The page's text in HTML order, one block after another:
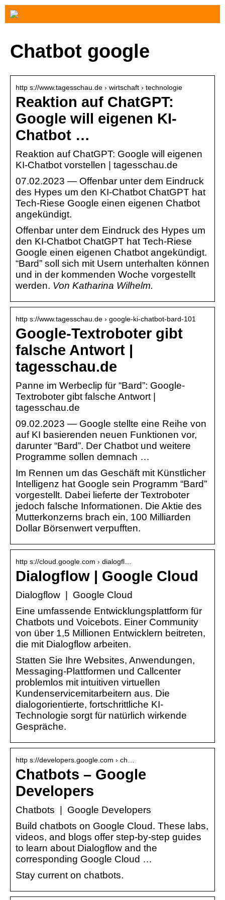
Chatbot google
http s://www.tagesschau.de › wirtschaft › technologie
Reaktion auf ChatGPT:
Google will eigenen KI-
Chatbot …
Reaktion auf ChatGPT: Google will eigenen
KI-Chatbot vorstellen | tagesschau.de
07.02.2023 — Offenbar unter dem Eindruck
des Hypes um den KI-Chatbot ChatGPT hat
Tech-Riese Google einen eigenen Chatbot
angekündigt.
Offenbar unter dem Eindruck des Hypes um
den KI-Chatbot ChatGPT hat Tech-Riese
Google einen eigenen Chatbot angekündigt.
“Bard” soll sich mit Usern unterhalten können
und in der kommenden Woche vorgestellt
werden. Von Katharina Wilhelm.
http s://www.tagesschau.de › google-ki-chatbot-bard-101
Google-Textroboter gibt
falsche Antwort |
tagesschau.de
Panne im Werbeclip für “Bard”: Google-
Textroboter gibt falsche Antwort |
tagesschau.de
09.02.2023 — Google stellte eine Reihe von
auf KI basierenden neuen Funktionen vor,
darunter “Bard”. Der Chatbot und weitere
Programme sollen demnach …
Im Rennen um das Geschäft mit Künstlicher
Intelligenz hat Google sein Programm “Bard”
vorgestellt. Dabei lieferte der Textroboter
jedoch falsche Informationen. Die Aktie des
Mutterkonzerns brach ein, 100 Milliarden
Dollar Börsenwert verpufften.
http s://cloud.google.com › dialogfl…
Dialogflow | Google Cloud
Dialogflow | Google Cloud
Eine umfassende Entwicklungsplattform für
Chatbots und Voicebots. Einer Community
von über 1,5 Millionen Entwicklern beitreten,
die mit Dialogflow arbeiten.
Statten Sie Ihre Websites, Anwendungen,
Messaging-Plattformen und Callcenter
problemlos mit intuitiven virtuellen
Kundenservicemitarbeitern aus. Die
dialogorientierte, fortschrittliche KI-
Technologie sorgt für natürlich wirkende
Gespräche.
http s://developers.google.com › ch…
Chatbots – Google
Developers
Chatbots | Google Developers
Build chatbots on Google Cloud. These labs,
videos, and blogs offer step-by-step guides
to learn about Dialogflow and the
corresponding Google Cloud …
Stay current on chatbots.